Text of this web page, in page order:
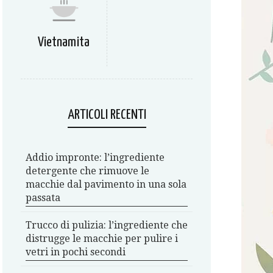
Vietnamita
ARTICOLI RECENTI
Addio impronte: l’ingrediente
detergente che rimuove le
macchie dal pavimento in una sola
passata
Trucco di pulizia: l’ingrediente che
distrugge le macchie per pulire i
vetri in pochi secondi